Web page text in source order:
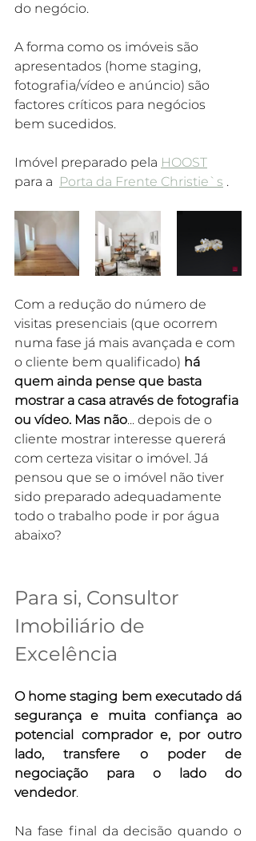
do negócio.
A forma como os imóveis são
apresentados (home staging,
fotografia/vídeo e anúncio) são
factores críticos para negócios
bem sucedidos.
Imóvel preparado pela HOOST
para a Porta da Frente Christie`s .
Com a redução do número de
visitas presenciais (que ocorrem
numa fase já mais avançada e com
o cliente bem qualificado) há
quem ainda pense que basta
mostrar a casa através de fotografia
ou vídeo. Mas não... depois de o
cliente mostrar interesse quererá
com certeza visitar o imóvel. Já
pensou que se o imóvel não tiver
sido preparado adequadamente
todo o trabalho pode ir por água
abaixo?
Para si, Consultor
Imobiliário de
Excelência
O home staging bem executado dá
segurança e muita confiança ao
potencial comprador e, por outro
lado, transfere o poder de
negociação para o lado do
vendedor.
Na fase final da decisão quando o